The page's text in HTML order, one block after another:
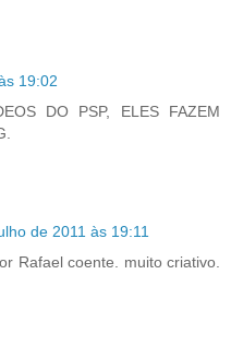
19:02
DO PSP, ELES FAZEM
de 2011 às 19:11
Rafael coente. muito criativo.